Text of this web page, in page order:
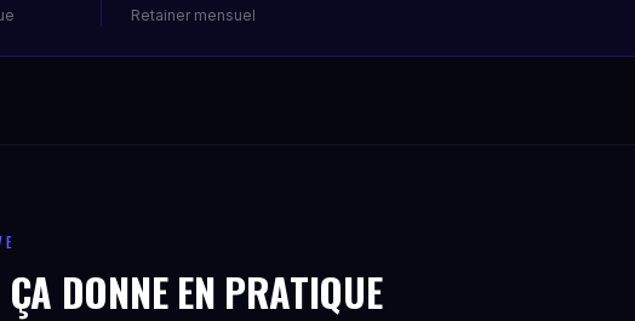
Retainer mensuel
ÇA DONNE EN PRATIQUE